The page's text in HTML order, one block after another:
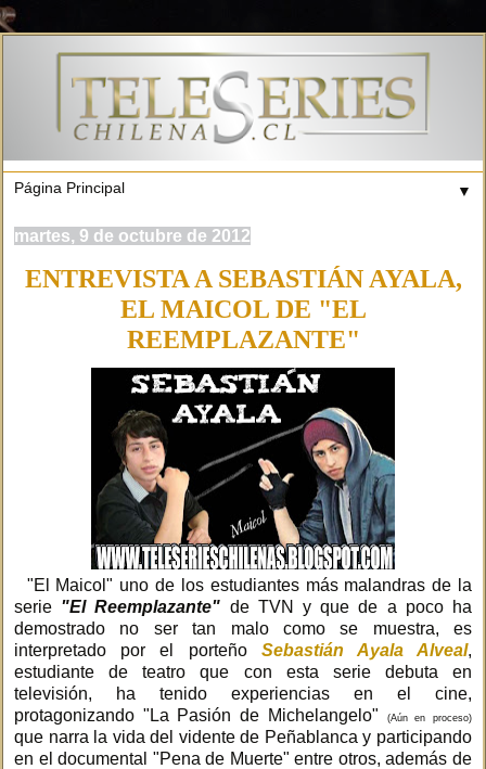
▼
martes, 9 de octubre de 2012
ENTREVISTA A SEBASTIÁN AYALA,
EL MAICOL DE "EL
REEMPLAZANTE"
"El Maicol" uno de los estudiantes más malandras de la
serie "El Reemplazante" de TVN y que de a poco ha
demostrado no ser tan malo como se muestra, es
interpretado por el porteño Sebastián Ayala Alveal,
estudiante de teatro que con esta serie debuta en
televisión, ha tenido experiencias en el cine ,
protagonizando "La Pasión de Michelangelo"
(Aún en proceso)
que narra la vida del vidente de Peñablanca y participando
en el documental "Pena de Muerte" entre otros, además de